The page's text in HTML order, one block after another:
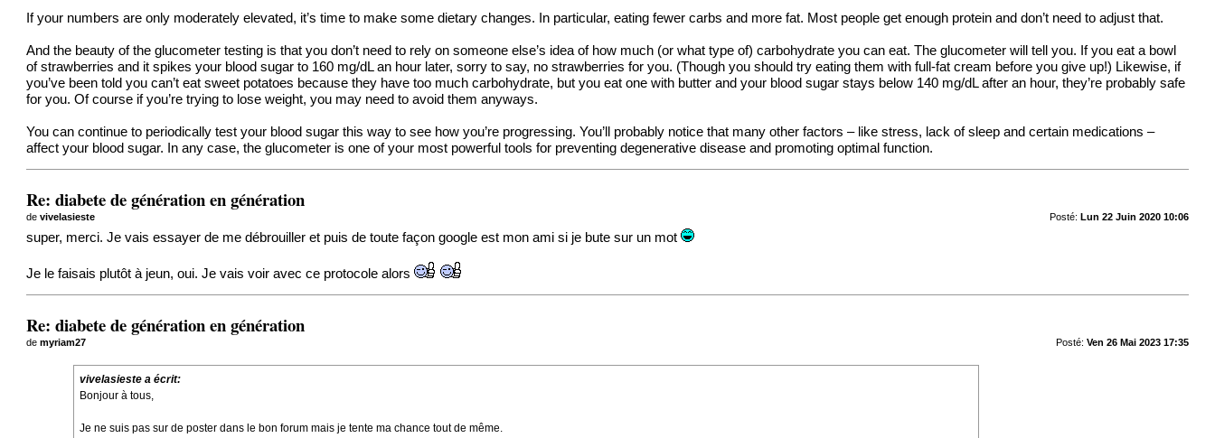
If your numbers are only moderately elevated, it’s time to make some dietary changes. In particular, eating fewer carbs and more fat. Most people get enough protein and don’t need to adjust that.
And the beauty of the glucometer testing is that you don’t need to rely on someone else’s idea of how much (or what type of) carbohydrate you can eat. The glucometer will tell you. If you eat a bowl
of strawberries and it spikes your blood sugar to 160 mg/dL an hour later, sorry to say, no strawberries for you. (Though you should try eating them with full-fat cream before you give up!) Likewise, if
you’ve been told you can’t eat sweet potatoes because they have too much carbohydrate, but you eat one with butter and your blood sugar stays below 140 mg/dL after an hour, they’re probably safe
for you. Of course if you’re trying to lose weight, you may need to avoid them anyways.
You can continue to periodically test your blood sugar this way to see how you’re progressing. You’ll probably notice that many other factors – like stress, lack of sleep and certain medications –
affect your blood sugar. In any case, the glucometer is one of your most powerful tools for preventing degenerative disease and promoting optimal function.
Re: diabete de génération en génération
Posté: Lun 22 Juin 2020 10:06
devivelasieste
super, merci. Je vais essayer de me débrouiller et puis de toute façon google est mon ami si je bute sur un mot
Je le faisais plutôt à jeun, oui. Je vais voir avec ce protocole alors
Re: diabete de génération en génération
Posté: Ven 26 Mai 2023 17:35
demyriam27
vivelasieste a écrit:
Bonjour à tous,
Je ne suis pas sur de poster dans le bon forum mais je tente ma chance tout de même.